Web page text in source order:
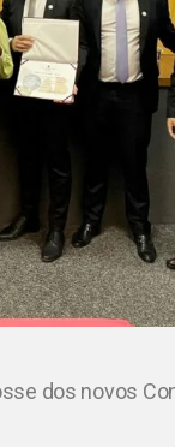
dos novos